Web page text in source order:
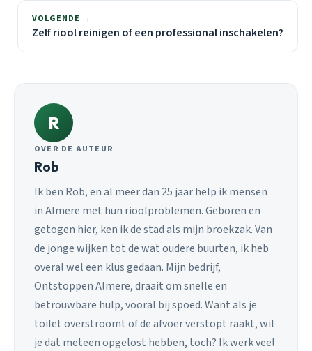
VOLGENDE →
Zelf riool reinigen of een professional inschakelen?
R
OVER DE AUTEUR
Rob
Ik ben Rob, en al meer dan 25 jaar help ik mensen
in Almere met hun rioolproblemen. Geboren en
getogen hier, ken ik de stad als mijn broekzak. Van
de jonge wijken tot de wat oudere buurten, ik heb
overal wel een klus gedaan. Mijn bedrijf,
Ontstoppen Almere, draait om snelle en
betrouwbare hulp, vooral bij spoed. Want als je
toilet overstroomt of de afvoer verstopt raakt, wil
je dat meteen opgelost hebben, toch? Ik werk veel